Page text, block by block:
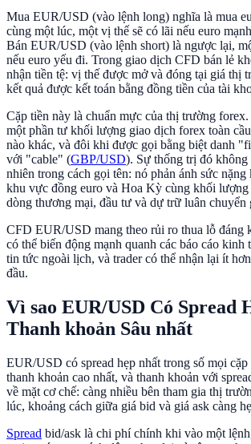
Mua EUR/USD (vào lệnh long) nghĩa là mua
cùng một lúc, một vị thế sẽ có lãi nếu euro
Bán EUR/USD (vào lệnh short) là ngược lại,
nếu euro yếu đi. Trong giao dịch CFD bán lẻ
nhận tiền tệ: vị thế được mở và đóng tại giá thị
kết quả được kết toán bằng đồng tiền của tài
Cặp tiền này là chuẩn mực của thị trường
một phần tư khối lượng giao dịch forex toàn
nào khác, và đôi khi được gọi bằng biệt danh
với "cable" (GBP/USD). Sự thống trị đó không
nhiên trong cách gọi tên: nó phản ánh sức nặng
khu vực đồng euro và Hoa Kỳ cùng khối lượng
dòng thương mại, đầu tư và dự trữ luân chuyển
CFD EUR/USD mang theo rủi ro thua lỗ đáng
có thể biến động mạnh quanh các báo cáo kinh
tin tức ngoài lịch, và trader có thể nhận lại ít
đầu.
Vì sao EUR/USD Có Spread
Thanh khoản Sâu nhất
EUR/USD có spread hẹp nhất trong số mọi
thanh khoản cao nhất, và thanh khoản với
về mặt cơ chế: càng nhiều bên tham gia thị
lúc, khoảng cách giữa giá bid và giá ask càng
Spread bid/ask là chi phí chính khi vào một